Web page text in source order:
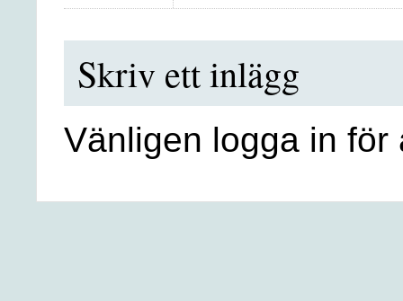
Skriv ett inlägg
Vänligen logga in